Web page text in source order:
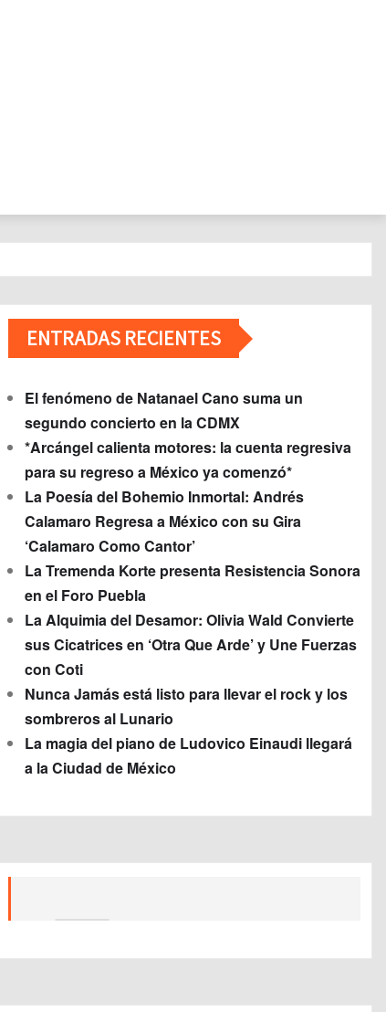
ENTRADAS RECIENTES
El fenómeno de Natanael Cano suma un
segundo concierto en la CDMX
*Arcángel calienta motores: la cuenta regresiva
para su regreso a México ya comenzó*
La Poesía del Bohemio Inmortal: Andrés
Calamaro Regresa a México con su Gira
‘Calamaro Como Cantor’
La Tremenda Korte presenta Resistencia Sonora
en el Foro Puebla
La Alquimia del Desamor: Olivia Wald Convierte
sus Cicatrices en ‘Otra Que Arde’ y Une Fuerzas
con Coti
Nunca Jamás está listo para llevar el rock y los
sombreros al Lunario
La magia del piano de Ludovico Einaudi llegará
a la Ciudad de México